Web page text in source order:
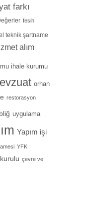
farkı
fesih
teknik şartname
alım
ihale kurumu
orhan
restorasyon
uygulama
Yapım işi
YFK
çevre ve